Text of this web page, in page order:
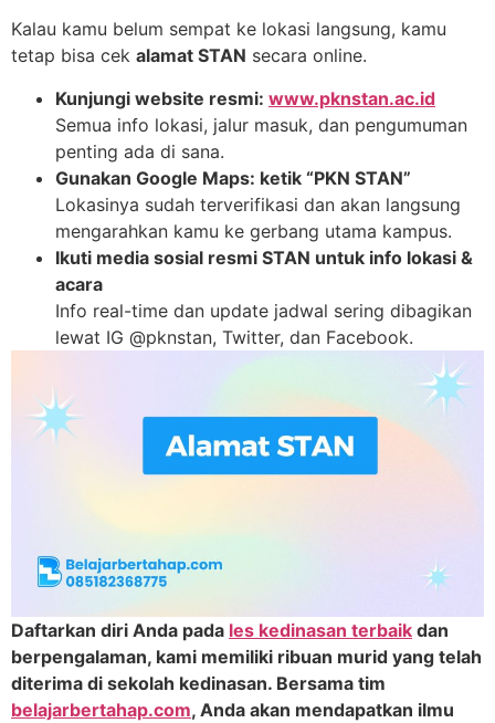
Kalau kamu belum sempat ke lokasi langsung, kamu
tetap bisa cek alamat STAN secara online.
Kunjungi website resmi: www.pknstan.ac.id
Semua info lokasi, jalur masuk, dan pengumuman
penting ada di sana.
Gunakan Google Maps: ketik “PKN STAN”
Lokasinya sudah terverifikasi dan akan langsung
mengarahkan kamu ke gerbang utama kampus.
Ikuti media sosial resmi STAN untuk info lokasi &
acara
Info real-time dan update jadwal sering dibagikan
lewat IG @pknstan, Twitter, dan Facebook.
Daftarkan diri Anda pada les kedinasan terbaik dan
berpengalaman, kami memiliki ribuan murid yang telah
diterima di sekolah kedinasan. Bersama tim
belajarbertahap.com, Anda akan mendapatkan ilmu